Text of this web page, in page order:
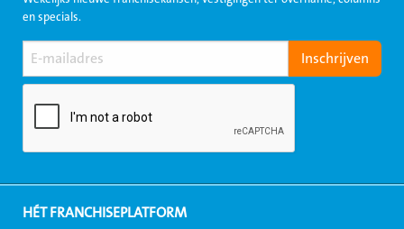
en specials.
HÉT FRANCHISEPLATFORM